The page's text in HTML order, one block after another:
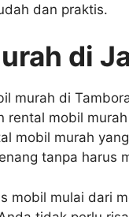
dan praktis.
di
murah di
rental mobil
mobil murah
tanpa harus
mobil mulai dari